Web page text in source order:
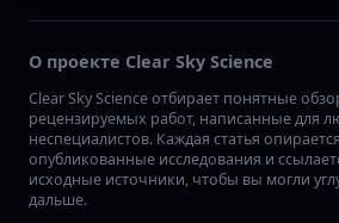
О проекте Clear Sky Science
Clear Sky Science отбирает понятные
рецензируемых работ, написанные для
неспециалистов. Каждая статья
опубликованные исследования и
исходные источники, чтобы вы могли
дальше.